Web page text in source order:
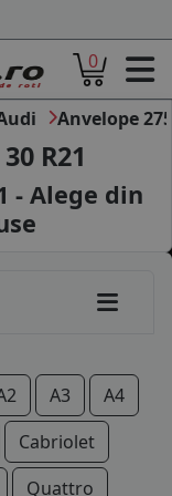
0
Anvelope
R21
- Alege din
A3
A4
Cabriolet
Quattro